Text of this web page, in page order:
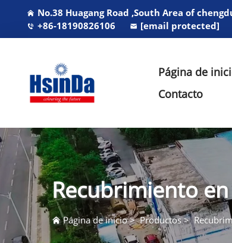
No.38 Huagang Road ,South Area of
+86-18190826106
[email protected]
Página de
Contacto
Recubrimiento
Página de inicio>Productos>